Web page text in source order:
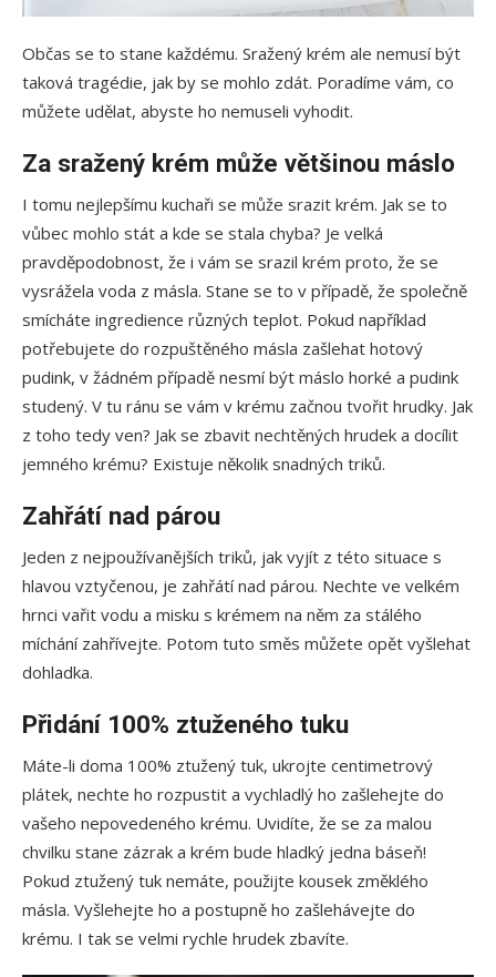
Občas se to stane každému. Sražený krém ale nemusí být
taková tragédie, jak by se mohlo zdát. Poradíme vám, co
můžete udělat, abyste ho nemuseli vyhodit.
Za sražený krém může většinou máslo
I tomu nejlepšímu kuchaři se může srazit krém. Jak se to
vůbec mohlo stát a kde se stala chyba? Je velká
pravděpodobnost, že i vám se srazil krém proto, že se
vysrážela voda z másla. Stane se to v případě, že společně
smícháte ingredience různých teplot. Pokud například
potřebujete do rozpuštěného másla zašlehat hotový
pudink, v žádném případě nesmí být máslo horké a pudink
studený. V tu ránu se vám v krému začnou tvořit hrudky. Jak
z toho tedy ven? Jak se zbavit nechtěných hrudek a docílit
jemného krému? Existuje několik snadných triků.
Zahřátí nad párou
Jeden z nejpoužívanějších triků, jak vyjít z této situace s
hlavou vztyčenou, je zahřátí nad párou. Nechte ve velkém
hrnci vařit vodu a misku s krémem na něm za stálého
míchání zahřívejte. Potom tuto směs můžete opět vyšlehat
dohladka.
Přidání 100% ztuženého tuku
Máte-li doma 100% ztužený tuk, ukrojte centimetrový
plátek, nechte ho rozpustit a vychladlý ho zašlehejte do
vašeho nepovedeného krému. Uvidíte, že se za malou
chvilku stane zázrak a krém bude hladký jedna báseň!
Pokud ztužený tuk nemáte, použijte kousek změklého
másla. Vyšlehejte ho a postupně ho zašlehávejte do
krému. I tak se velmi rychle hrudek zbavíte.